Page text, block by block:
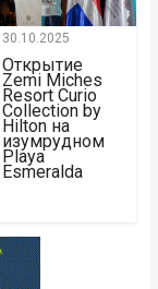
30.10.2025
Открытие
Zemi Miches
Resort Curio
Collection by
Hilton на
изумрудном
Playa
Esmeralda